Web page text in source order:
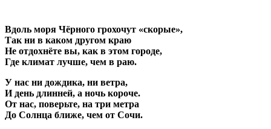
Вдоль моря Чёрного грохочут «скорые»,
Так ни в каком другом краю
Не отдохнёте вы, как в этом городе,
Где климат лучше, чем в раю.
У нас ни дождика, ни ветра,
И день длинней, а ночь короче.
От нас, поверьте, на три метра
До Солнца ближе, чем от Сочи.